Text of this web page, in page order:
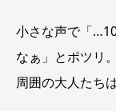
小さな声で「
なぁ」とポツリ。
周囲の大人たち